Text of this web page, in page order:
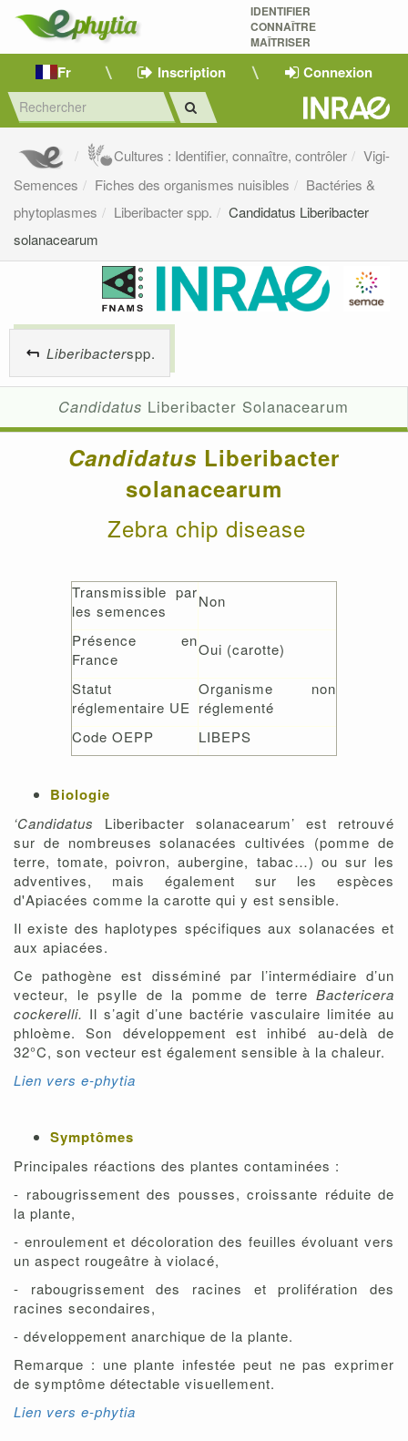
IDENTIFIER
CONNAÎTRE
MAÎTRISER
Fr Inscription Connexion
Cultures : Identifier, connaître, contrôler
Vigi-
Semences
Fiches des organismes nuisibles
Bactéries &
phytoplasmes
Liberibacter spp.
Candidatus Liberibacter
solanacearum
Liberibacterspp.
Candidatus Liberibacter Solanacearum
Candidatus Liberibacter
solanacearum
Zebra chip disease
Transmissible par
les semences
Non
Présence en
France
Oui (carotte)
Statut
réglementaire UE
Organisme non
réglementé
Code OEPP
LIBEPS
Biologie
‘Candidatus Liberibacter solanacearum’ est retrouvé
sur de nombreuses solanacées cultivées (pomme de
terre, tomate, poivron, aubergine, tabac…) ou sur les
adventives, mais également sur les espèces
d'Apiacées comme la carotte qui y est sensible.
Il existe des haplotypes spécifiques aux solanacées et
aux apiacées.
Ce pathogène est disséminé par l’intermédiaire d’un
vecteur, le psylle de la pomme de terre Bactericera
cockerelli. Il s’agit d’une bactérie vasculaire limitée au
phloème. Son développement est inhibé au-delà de
32°C, son vecteur est également sensible à la chaleur.
Lien vers e-phytia
Symptômes
Principales réactions des plantes contaminées :
- rabougrissement des pousses, croissante réduite de
la plante,
- enroulement et décoloration des feuilles évoluant vers
un aspect rougeâtre à violacé,
- rabougrissement des racines et prolifération des
racines secondaires,
- développement anarchique de la plante.
Remarque : une plante infestée peut ne pas exprimer
de symptôme détectable visuellement.
Lien vers e-phytia